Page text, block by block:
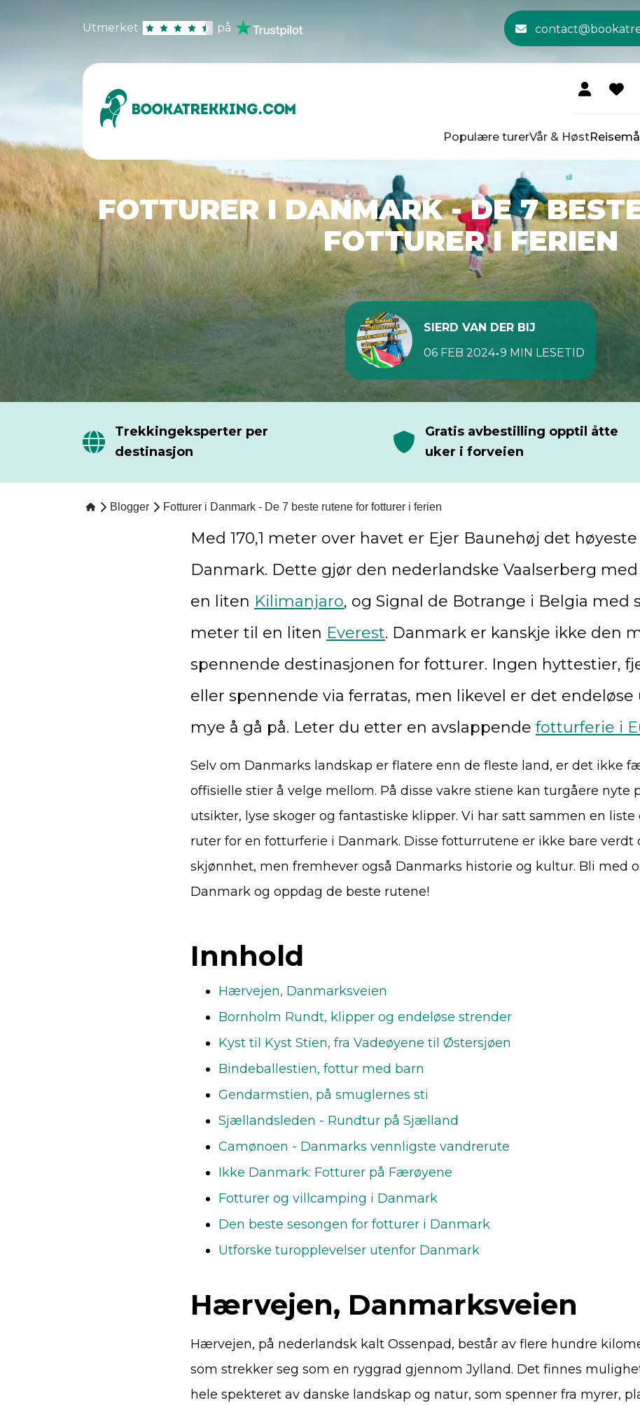
Utmerket på
Populære turerVår & Høst
FOTTURER I DANMARK - DE 7
FOTTURER I FERIEN
SIERD VAN DER BIJ
06 FEB 2024•9 MIN LESETID
Trekkingeksperter per
destinasjon
Gratis avbestilling opptil åtte
uker i forveien
Blogger Fotturer i Danmark - De 7 beste rutene for fotturer i ferien
Med 170,1 meter over havet er Ejer Baunehøj det
Danmark. Dette gjør den nederlandske Vaalserberg med
en liten Kilimanjaro, og Signal de Botrange i Belgia med
meter til en liten Everest. Danmark er kanskje ikke den
spennende destinasjonen for fotturer. Ingen hyttestier,
eller spennende via ferratas, men likevel er det endeløse
mye å gå på. Leter du etter en avslappende fotturferie i
Selv om Danmarks landskap er flatere enn de fleste land, er det ikke
offisielle stier å velge mellom. På disse vakre stiene kan turgåere nyte
utsikter, lyse skoger og fantastiske klipper. Vi har satt sammen en liste
ruter for en fotturferie i Danmark. Disse fotturrutene er ikke bare verdt
skjønnhet, men fremhever også Danmarks historie og kultur. Bli med
Danmark og oppdag de beste rutene!
Innhold
Hærvejen, Danmarksveien
Bornholm Rundt, klipper og endeløse strender
Kyst til Kyst Stien, fra Vadeøyene til Østersjøen
Bindeballestien, fottur med barn
Gendarmstien, på smuglernes sti
Sjællandsleden - Rundtur på Sjælland
Camønoen - Danmarks vennligste vandrerute
Ikke Danmark: Fotturer på Færøyene
Fotturer og villcamping i Danmark
Den beste sesongen for fotturer i Danmark
Utforske turopplevelser utenfor Danmark
Hærvejen, Danmarksveien
Hærvejen, på nederlandsk kalt Ossenpad, består av flere hundre
som strekker seg som en ryggrad gjennom Jylland. Det finnes
hele spekteret av danske landskap og natur, som spenner fra myrer,